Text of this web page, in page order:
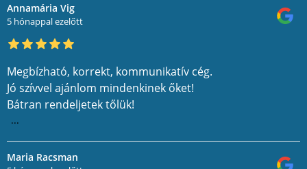
Annamária Vig
5 hónappal ezelőtt
Megbízható, korrekt, kommunikatív cég.
Jó szívvel ajánlom mindenkinek őket!
Bátran rendeljetek tőlük!
...
Maria Racsman